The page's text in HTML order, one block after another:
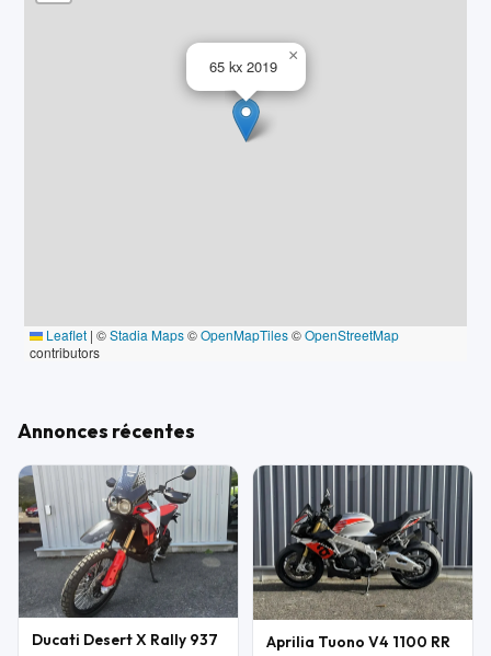
65 kx 2019
×
Leaflet | ©Stadia Maps©OpenMapTiles©OpenStreetMap
contributors
Annonces récentes
Ducati Desert X Rally 937 Aprilia Tuono V4 1100 RR